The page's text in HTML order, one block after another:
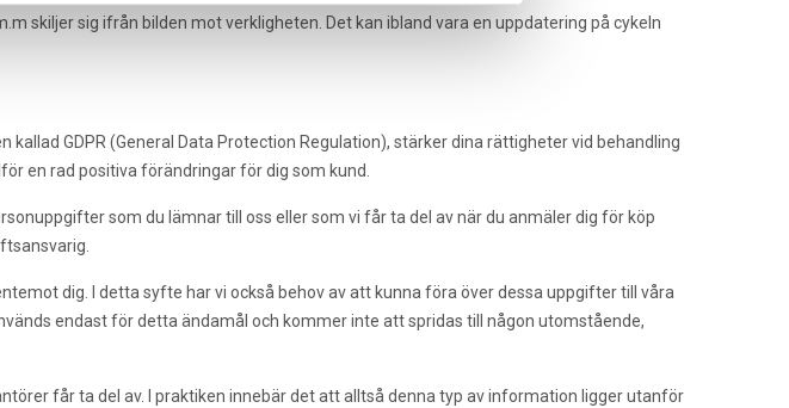
skiljer sig ifrån bilden mot verkligheten. Det kan ibland vara en uppdatering på cykeln
GDPR (General Data Protection Regulation), stärker dina rättigheter vid behandling
en rad positiva förändringar för dig som kund.
som du lämnar till oss eller som vi får ta del av när du anmäler dig för köp
dig. I detta syfte har vi också behov av att kunna föra över dessa uppgifter till våra
endast för detta ändamål och kommer inte att spridas till någon utomstående,
får ta del av. I praktiken innebär det att alltså denna typ av information ligger utanför